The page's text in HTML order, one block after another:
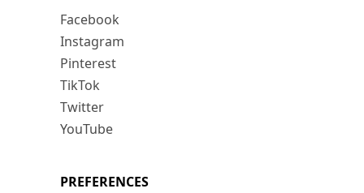
Facebook
Instagram
Pinterest
TikTok
Twitter
YouTube
PREFERENCES